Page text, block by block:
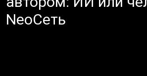
NeoСеть